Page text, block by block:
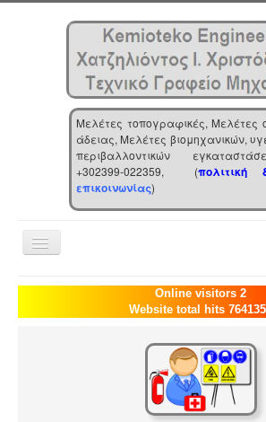
Μελέτες τοπογραφικές, Μελέτες
άδειας, Μελέτες βιομηχανικών,
περιβαλλοντικών
+302399-022359, (πολιτική
επικοινωνίας)
Toggle
Navigation
Αρχική
Επιχείρηση
Online visitors 2
Website total hits